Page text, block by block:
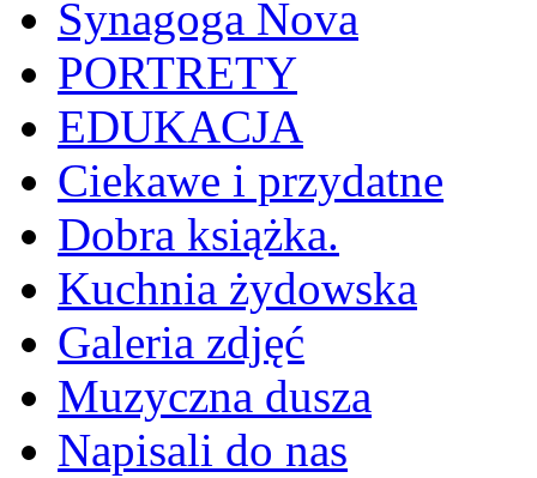
Synagoga Nova
PORTRETY
EDUKACJA
Ciekawe i przydatne
Dobra książka.
Kuchnia żydowska
Galeria zdjęć
Muzyczna dusza
Napisali do nas